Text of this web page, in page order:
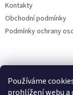
Používáme
prohlížení webu a
Kontakty
Obchodní podmínky
Podmínky ochrany